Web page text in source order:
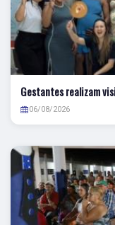
Gestantes realizam
06/08/2026